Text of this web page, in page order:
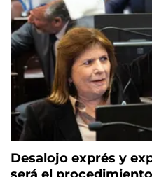
Desalojo exprés y